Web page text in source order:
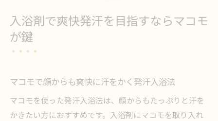
入浴剤で爽快発汗を目指すならマコモ
が鍵
マコモで顔からも爽快に汗をかく発汗入浴法
マコモを使った発汗入浴法は、顔からもたっぷりと汗を
かきたい方におすすめです。入浴剤にマコモを取り入れ